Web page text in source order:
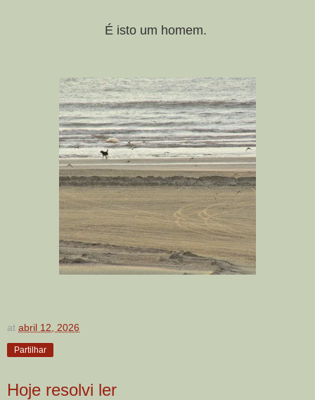
É isto um homem.
at abril 12, 2026
Partilhar
Hoje resolvi ler